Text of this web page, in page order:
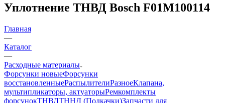
Уплотнение ТНВД Bosch F01M100114
Главная
—
Каталог
—
Расходные материалы
Форсунки новыеФорсунки
восстановленныеРаспылителиРазноеКлапана,
мультипликаторы, актуаторыРемкомплекты
форсунокТНВДТННД (Подкачки)Запчасти для